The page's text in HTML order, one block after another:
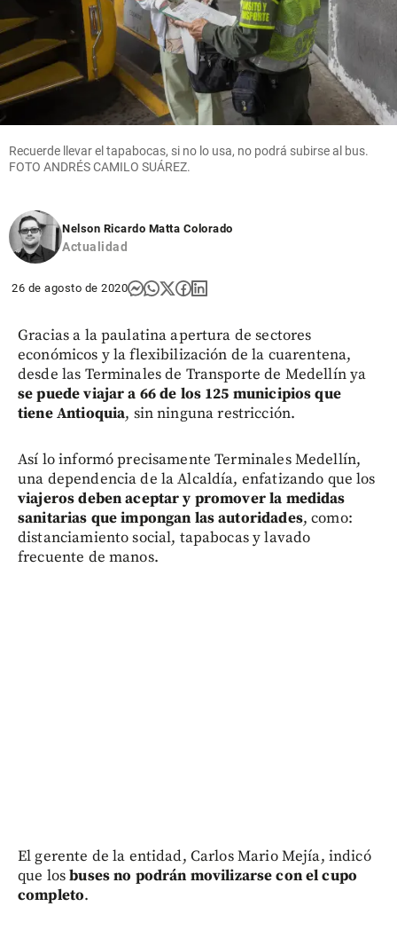
Recuerde llevar el tapabocas, si no lo usa, no podrá subirse al bus.
FOTO ANDRÉS CAMILO SUÁREZ.
Nelson Ricardo Matta Colorado
Actualidad
26 de agosto de 2020
Gracias a la paulatina apertura de sectores
económicos y la flexibilización de la cuarentena,
desde las Terminales de Transporte de Medellín ya
se puede viajar a 66 de los 125 municipiosque
tiene Antioquia, sin ninguna restricción.
Así lo informó precisamente Terminales Medellín,
una dependencia de la Alcaldía, enfatizando que los
viajeros deben aceptar y promover la medidas
sanitarias que impongan las autoridades, como:
distanciamiento social, tapabocas y lavado
frecuente de manos.
El gerente de la entidad, Carlos Mario Mejía, indicó
que losbusesno podrán movilizarse con el cupo
completo.